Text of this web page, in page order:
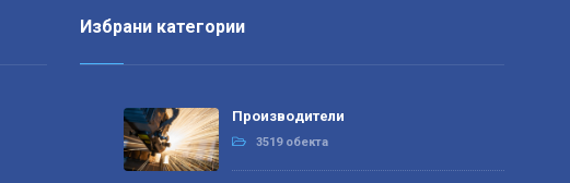
Избрани категории
Производители
3519 обекта